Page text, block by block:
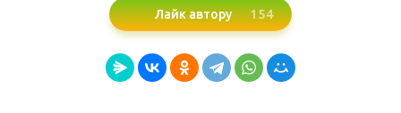
Лайк автору 154